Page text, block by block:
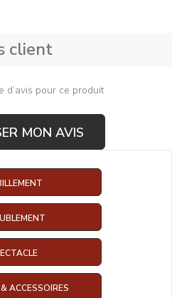
client
d’avis pour ce produit
MON AVIS
ACCESSOIRES